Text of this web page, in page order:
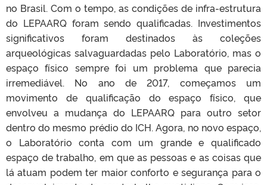
no Brasil. Com o tempo, as condições de infra-estrutura
do LEPAARQ foram sendo qualificadas. Investimentos
significativos foram destinados às coleções
arqueológicas salvaguardadas pelo Laboratório, mas o
espaço físico sempre foi um problema que parecia
irremediável. No ano de 2017, começamos um
movimento de qualificação do espaço físico, que
envolveu a mudança do LEPAARQ para outro setor
dentro do mesmo prédio do ICH. Agora, no novo espaço,
o Laboratório conta com um grande e qualificado
espaço de trabalho, em que as pessoas e as coisas que
lá atuam podem ter maior conforto e segurança para o